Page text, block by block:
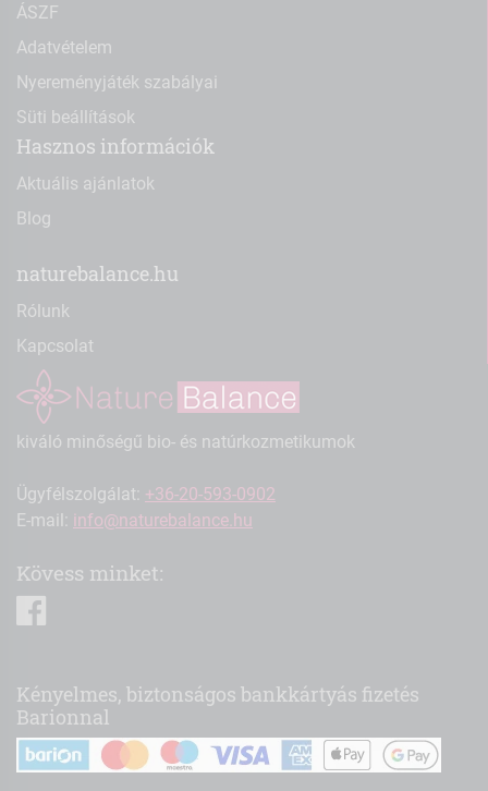
ÁSZF
Adatvételem
Nyereményjáték szabályai
Süti beállítások
Hasznos információk
Aktuális ajánlatok
Blog
naturebalance.hu
Rólunk
Kapcsolat
kiváló minőségű bio- és natúrkozmetikumok
Ügyfélszolgálat: +36-20-593-0902
E-mail: info@naturebalance.hu
Kövess minket:
Kényelmes, biztonságos bankkártyás fizetés
Barionnal